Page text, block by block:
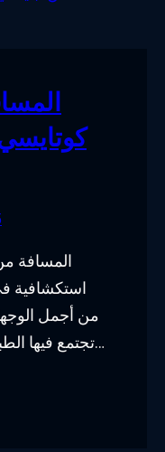
المسافة
استكشافية
من أجمل
تجتمع فيها الطبيعة الخلابة مع التاريخ العريق…